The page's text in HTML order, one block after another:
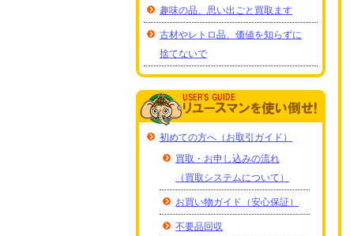
趣味の品、思い出ごと買取ます
古材やレトロ品、価値を知らずに
捨てないで
初めての方へ（お取引ガイド）
買取・お申し込みの流れ
（買取システムについて）
お買い物ガイド（安心保証）
不要品回収